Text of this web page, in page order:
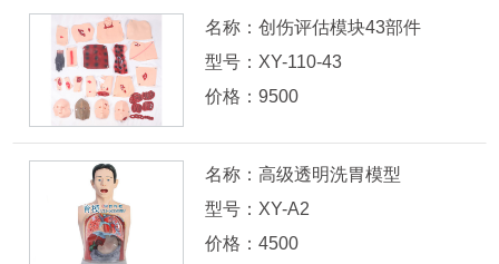
名称：创伤评估模块43部件
型号：XY-110-43
价格：9500
名称：高级透明洗胃模型
型号：XY-A2
价格：4500